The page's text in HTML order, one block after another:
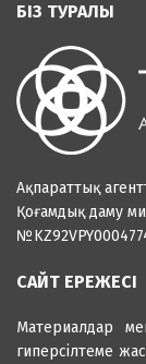
БІЗ ТУРАЛЫ
Ақпараттық
Қоғамдық даму
САЙТ ЕРЕЖЕСІ
Материалдар
гиперсілтеме